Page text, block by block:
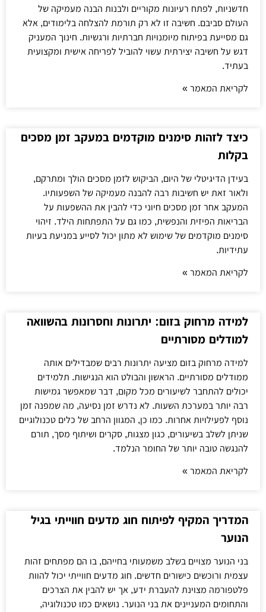
חדשניות, לפתח רעיונות מקוריים ולבנות הבנה מעמיקה של
העולם סביבם. חשיבה זו לא רק תורמת להצלחה בלימודים, אלא
גם מסייעת בפיתוח מיומנויות חברתיות ורגשיות. חינוך המעניק
דגש על חשיבה יצירתית עשוי להוביל לפריחה אישית ומקצועית
בעתיד.
לקריאת המאמר »
כיצד לזהות סימנים מוקדמים במעקב זמן מסכים
בקלות
בעידן הדיגיטלי של היום, הביקוש לזמן מסכים הולך ומתרקם,
ולאור זאת יש חשיבות רבה להבנה מעמיקה של השפעותיו.
המעקב אחר זמן מסכים חיוני כדי להבין את ההשפעות על
הבריאות הפיזית והנפשית, כמו גם על התפתחות הילד. זיהוי
סימנים מוקדמים של שימוש לא מתון יכול לסייע במניעת בעיות
עתידיות.
לקריאת המאמר »
למידה מרחוק בזום: יתרונות וחסרונות בהשוואה
למודלים מסורתיים
למידה מרחוק בזום מציעה יתרונות רבים שמבדילים אותה
ממודלים מסורתיים. הראשון והבולט הוא הנגישות. תלמידים
יכולים להתחבר לשיעורים מכל מקום, דבר שמאפשר גמישות
רבה יותר במערכת השעות. לא נדרש זמן נסיעה, מה שמפנה זמן
נוסף לפעילויות אחרות. כמו כן, המגוון הרחב של כלים טכנולוגיים
שניתן לשלב בשיעורים, כגון מצגות, סקרים ושיתוף מסך, תורם
להנגשה טובה יותר של החומר הנלמד.
לקריאת המאמר »
המדריך המקיף לפיתוח חוג מדעים חווייתי בגיל
הנוער
בני הנוער מצויים בשלב משמעותי בחייהם, בו הם מפתחים זהות
עצמית ורוכשים כישורים חדשים. חוג מדעים חווייתי יכול להוות
פלטפורמה מצוינת להעברת ידע, אך יש להבין את הצרכים
והתחומים המעניינים את בני הנוער. נושאים כמו טכנולוגיה,